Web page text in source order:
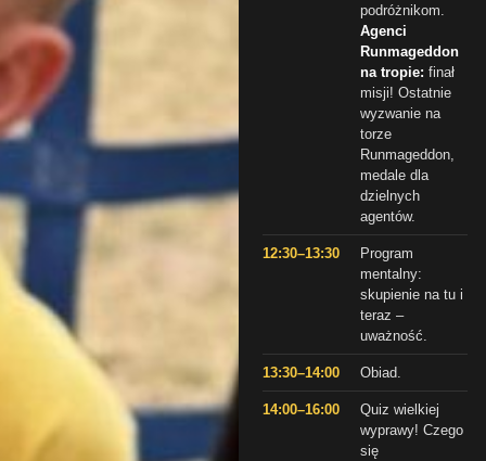
podróżnikom.
Agenci
Runmageddon
na tropie: finał
misji! Ostatnie
wyzwanie na
torze
Runmageddon,
medale dla
dzielnych
agentów.
12:30–13:30
Program
mentalny:
skupienie na tu i
teraz –
uważność.
13:30–14:00 Obiad.
14:00–16:00
Quiz wielkiej
wyprawy! Czego
się